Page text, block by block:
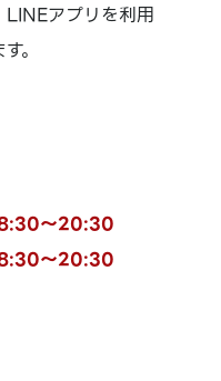
アプリを利用
。
～20:30
～20:30